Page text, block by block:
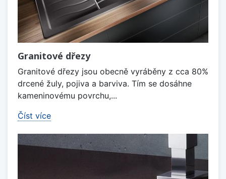
Granitové dřezy
Granitové dřezy jsou obecně vyráběny z cca 80%
drcené žuly, pojiva a barviva. Tím se dosáhne
kameninovému povrchu,...
Číst více